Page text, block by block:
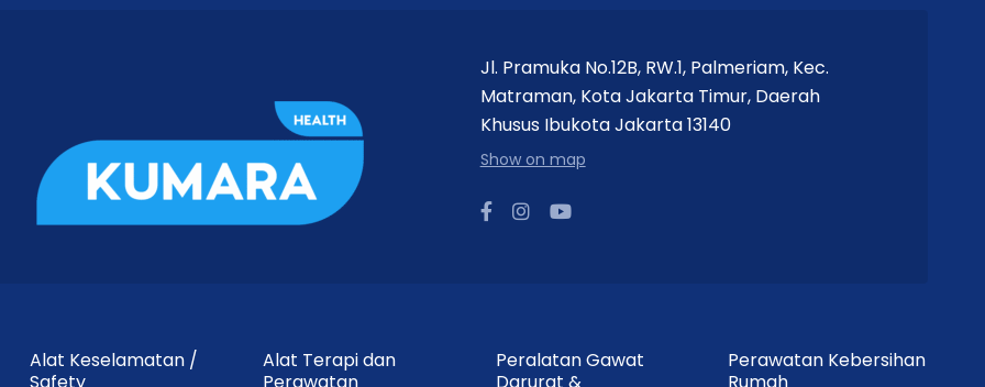
M
Disposable / sekali pakai
Jl. Pramuka No.12B, RW.1, Palmeriam, Kec.
Matraman, Kota Jakarta Timur, Daerah
Khusus Ibukota Jakarta 13140
Show on map
Alat Keselamatan /
Alat Terapi dan
Peralatan Gawat
Perawatan Kebersihan